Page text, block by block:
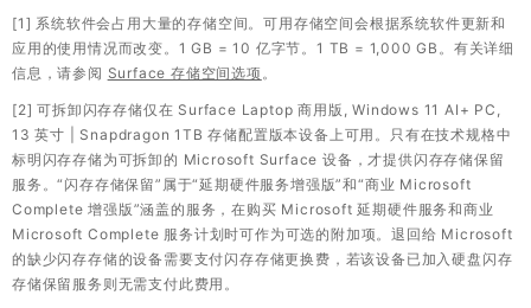
[1] 系统软件会占用大量的存储空间。可用存储空间会根据系统软件更新和
应用的使用情况而改变。1 GB = 10 亿字节。1 TB = 1,000 GB。有关详细
信息，请参阅 Surface 存储空间选项 。
[2] 可拆卸闪存存储仅在 Surface Laptop 商用版, Windows 11 AI+ PC,
13 英寸 | Snapdragon 1TB 存储配置版本设备上可用。只有在技术规格中
标明闪存存储为可拆卸的 Microsoft Surface 设备，才提供闪存存储保留
服务。“闪存存储保留”属于“延期硬件服务增强版”和“商业 Microsoft
Complete 增强版”涵盖的服务，在购买 Microsoft 延期硬件服务和商业
Microsoft Complete 服务计划时可作为可选的附加项。退回给 Microsoft
的缺少闪存存储的设备需要支付闪存存储更换费，若该设备已加入硬盘闪存
存储保留服务则无需支付此费用。